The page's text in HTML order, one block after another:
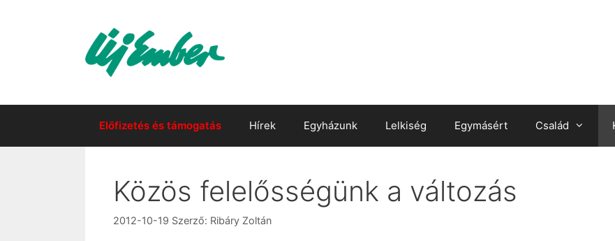
Előfizetés és támogatás Hírek Egyházunk Lelkiség Egymásért Család
Közös felelősségünk a változás
2012-10-19 Szerző: Ribáry Zoltán